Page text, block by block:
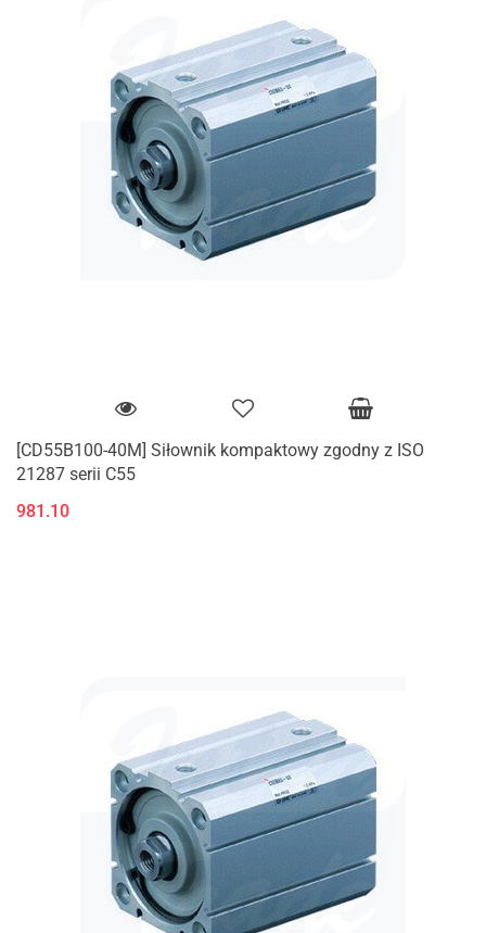
[CD55B100-40M] Siłownik kompaktowy zgodny z ISO
21287 serii C55
981.10